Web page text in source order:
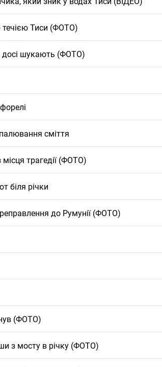
течією Тиси (ФОТО)
досі шукають (ФОТО)
сміття
трагедії (ФОТО)
біля річки
до Румунії (ФОТО)
(ФОТО)
з мосту в річку (ФОТО)